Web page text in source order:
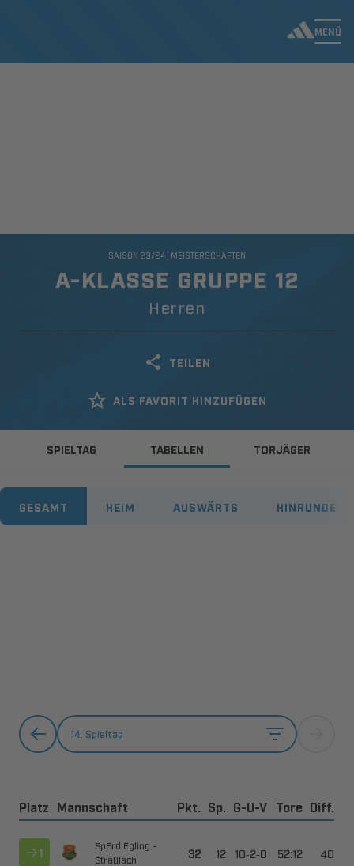
MENÜ
A-KLASSE GRUPPE 12
Herren
SAISON 23/24 | MEISTERSCHAFTEN
TEILEN
ALS FAVORIT HINZUFÜGEN
SPIELTAG TABELLEN TORJÄGER
GESAMT HEIM AUSWÄRTS HINRUNDE
14. Spieltag
Platz Mannschaft Pkt. Sp. G-U-V Tore Diff.

  

  --  